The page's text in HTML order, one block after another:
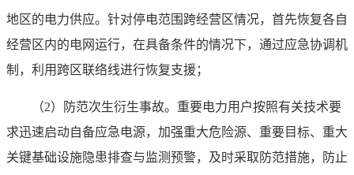
地区的电力供应。针对停电范围跨经营区情况，首先恢复各自
经营区内的电网运行，在具备条件的情况下，通过应急协调机
制，利用跨区联络线进行恢复支援；
（2）防范次生衍生事故。重要电力用户按照有关技术要
求迅速启动自备应急电源，加强重大危险源、重要目标、重大
关键基础设施隐患排查与监测预警，及时采取防范措施，防止